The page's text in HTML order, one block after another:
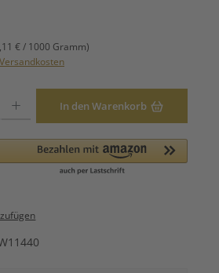
€ / 1000 Gramm)
In den Warenkorb